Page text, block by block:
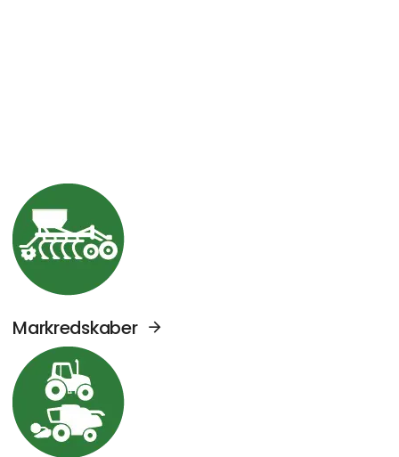
Markredskaber